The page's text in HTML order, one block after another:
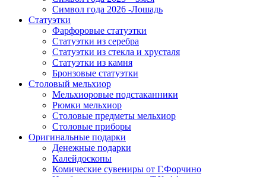
Символ года 2026 -Лошадь
Статуэтки
Фарфоровые статуэтки
Статуэтки из серебра
Статуэтки из стекла и хрусталя
Статуэтки из камня
Бронзовые статуэтки
Столовый мельхиор
Мельхиоровые подстаканники
Рюмки мельхиор
Столовые предметы мельхиор
Столовые приборы
Оригинальные подарки
Денежные подарки
Калейдоскопы
Комические сувениры от Г.Форчино